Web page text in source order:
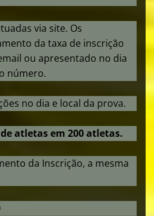
via site. Os
da taxa de inscrição
ou apresentado no dia
número.
no dia e local da prova.
atletas em 200 atletas.
da Inscrição, a mesma